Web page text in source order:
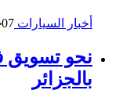
أخبار السيارات 07
نحو تسويق
بالجزائر